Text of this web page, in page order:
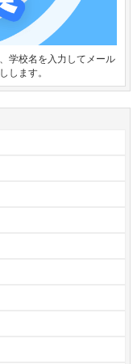
学校名を入力してメール
します。